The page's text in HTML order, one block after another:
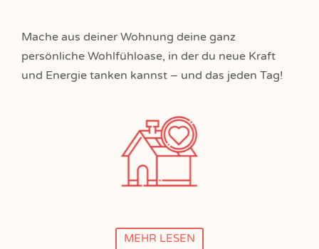
Mache aus deiner Wohnung deine ganz
persönliche Wohlfühloase, in der du neue Kraft
und Energie tanken kannst – und das jeden Tag!
MEHR LESEN